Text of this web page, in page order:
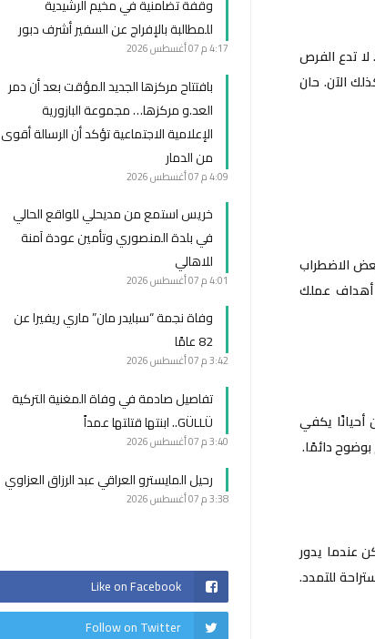
لا تدع الفرص
الآن. حان
الاضطراب
أهداف عملك
يكفي
بوضوح دائمًا.
عندما يدور
للتمدد.
وقفة تضامنية في مخيم الرشيدية
للمطالبة بالإفراج عن السفير أشرف دبور
4:17 م 07 أغسطس 2026
بافتتاح مركزها الجديد المؤقت بعد أن دمر
العد.و مركزها… مجموعة البازورية
الإعلامية الاجتماعية تؤكد أن الرسالة أقوى
من الدمار
4:09 م 07 أغسطس 2026
خريس استمع من مديحلي للواقع الحالي
في بلدة المنصوري وتأمين عودة آمنة
للاهالي
4:01 م 07 أغسطس 2026
وفاة نجمة “سبايدر مان” ماري ريفيرا عن
82 عامًا
3:42 م 07 أغسطس 2026
تفاصيل صادمة في وفاة المغنية التركية
GÜLLÜ.. ابنتها قتلتها عمداً
3:40 م 07 أغسطس 2026
رحيل المايسترو العراقي عبد الرزاق العزاوي
3:38 م 07 أغسطس 2026
Like on Facebook
Follow on Twitter